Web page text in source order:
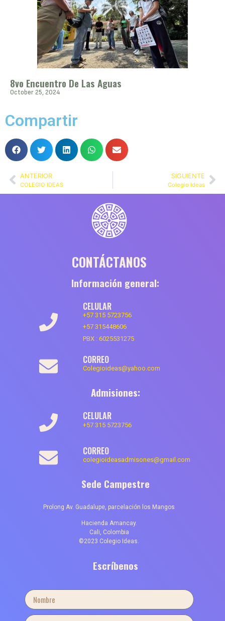
8vo Encuentro De Las Aguas
October 25, 2024
Compartir
ANTERIOR
COLEGIO IDEAS
SIGUIENTE
Colegio Ideas
CONTÁCTANOS
Información general:
CELULAR
+57 315 5723756
+57 315448606
PBX : 6025531275
CORREO
Colegioideas@yahoo.com
Admisiones:
CELULAR
+57 315 5723756
CORREO
colegioideasadmisones@gmail.com
Sede Campestre
Prolong Av. Guadalupe, parcelación los Mangos
Hacienda Amancay.
Cali, Colombia
©2023 Colegio Ideas.
Escríbenos